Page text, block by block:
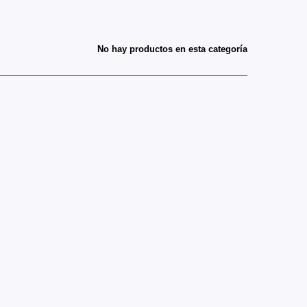
No hay productos en esta categoría